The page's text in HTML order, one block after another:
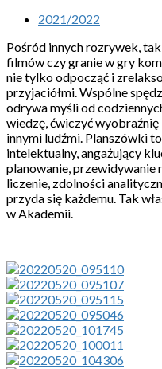
2021/2022
Pośród innych rozrywek,
filmów czy granie w gry
nie tylko odpocząć i
przyjaciółmi. Wspólne
odrywa myśli od
wiedzę, ćwiczyć
innymi ludźmi. Planszówki
intelektualny, angażujący
planowanie, przewidywanie
liczenie, zdolności
przyda się każdemu. Tak
w Akademii.